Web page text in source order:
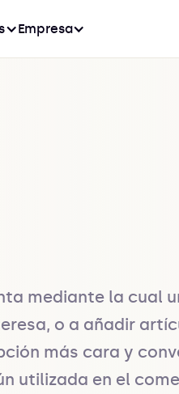
Empresa
mediante la cual
o a añadir
más cara y
utilizada en el